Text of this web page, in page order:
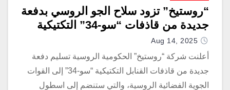
“روستيخ” تزود سلاح الجو الروسي بدفعة
جديدة من قاذفات “سو-34” التكتيكية
Aug 14, 2025
أعلنت شركة “روستيخ” الحكومية الروسية تسليم دفعة
جديدة من قاذفات القنابل التكتيكية “سو-34” إلى القوات
الجوية الفضائية الروسية، والتي ستنضم إلى اسطول